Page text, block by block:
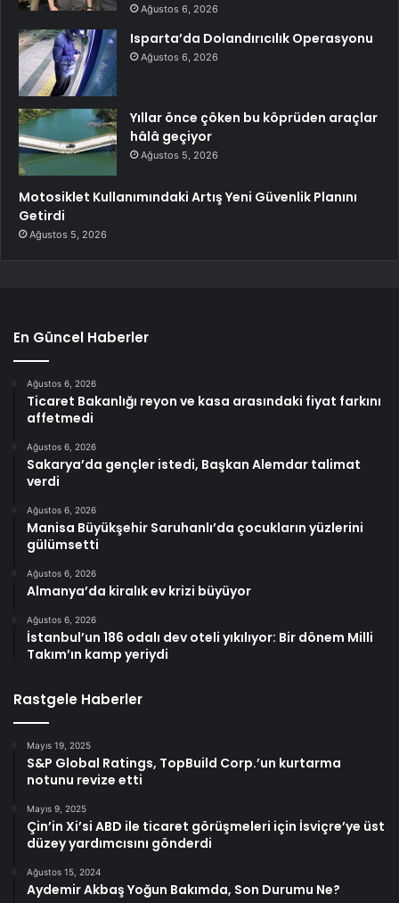
Ağustos 6, 2026
Isparta’da Dolandırıcılık Operasyonu
Ağustos 6, 2026
Yıllar önce çöken bu köprüden araçlar
hâlâ geçiyor
Ağustos 5, 2026
Motosiklet Kullanımındaki Artış Yeni Güvenlik Planını
Getirdi
Ağustos 5, 2026
En Güncel Haberler
Ağustos 6, 2026
Ticaret Bakanlığı reyon ve kasa arasındaki fiyat farkını
affetmedi
Ağustos 6, 2026
Sakarya’da gençler istedi, Başkan Alemdar talimat
verdi
Ağustos 6, 2026
Manisa Büyükşehir Saruhanlı’da çocukların yüzlerini
gülümsetti
Ağustos 6, 2026
Almanya’da kiralık ev krizi büyüyor
Ağustos 6, 2026
İstanbul’un 186 odalı dev oteli yıkılıyor: Bir dönem Milli
Takım’ın kamp yeriydi
Rastgele Haberler
Mayıs 19, 2025
S&P Global Ratings, TopBuild Corp.’un kurtarma
notunu revize etti
Mayıs 9, 2025
Çin’in Xi’si ABD ile ticaret görüşmeleri için İsviçre’ye üst
düzey yardımcısını gönderdi
Ağustos 15, 2024
Aydemir Akbaş Yoğun Bakımda, Son Durumu Ne?